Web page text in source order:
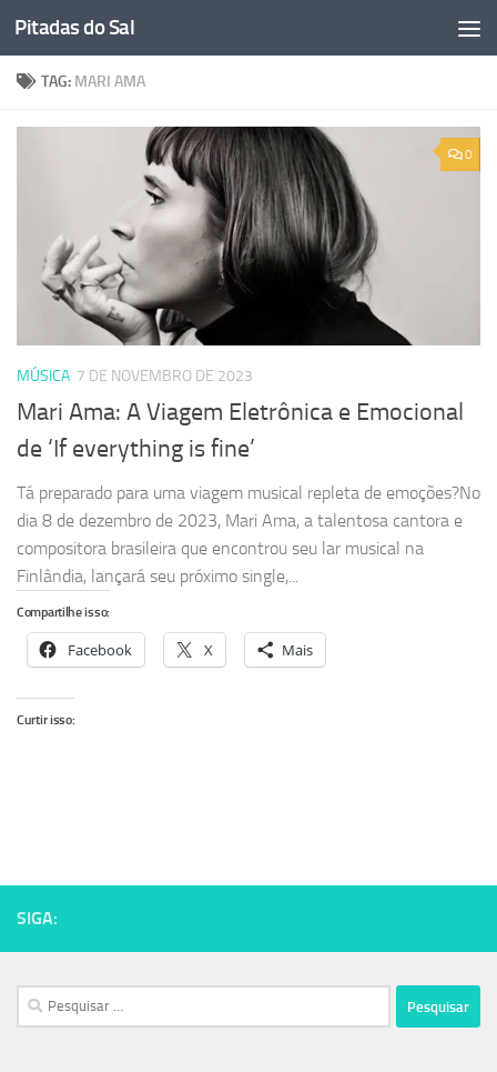
Skip to content
Pitadas do Sal
TAG: MARI AMA
0
MÚSICA 7 DE NOVEMBRO DE 2023
Mari Ama: A Viagem Eletrônica e Emocional
de ‘If everything is fine’
Tá preparado para uma viagem musical repleta de emoções?No
dia 8 de dezembro de 2023, Mari Ama, a talentosa cantora e
compositora brasileira que encontrou seu lar musical na
Finlândia, lançará seu próximo single,...
Compartilhe isso:
Facebook X Mais
Curtir isso:
SIGA:
Pesquisar
por: